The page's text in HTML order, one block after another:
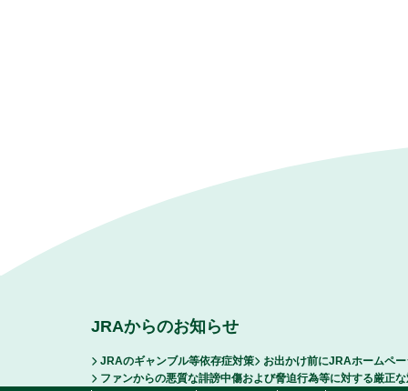
JRAからのお知らせ
JRAのギャンブル等依存症対策
お出かけ前にJRAホームペ
ファンからの悪質な誹謗中傷および脅迫行為等に対する厳正